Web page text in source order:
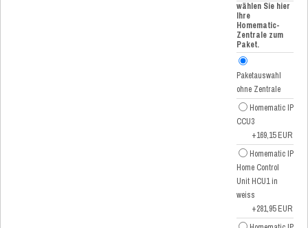
wählen Sie hier
Ihre
Homematic-
Zentrale zum
Paket.
Paketauswahl
ohne Zentrale
Homematic IP
CCU3
+169,15 EUR
Homematic IP
Home Control
Unit HCU1 in
weiss
+281,95 EUR